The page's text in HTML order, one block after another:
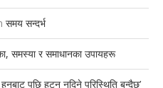
समय सन्दर्भ
समस्या र समाधानका उपायहरू
पछि हट्न नदिने परिस्थिति बन्दैछ’